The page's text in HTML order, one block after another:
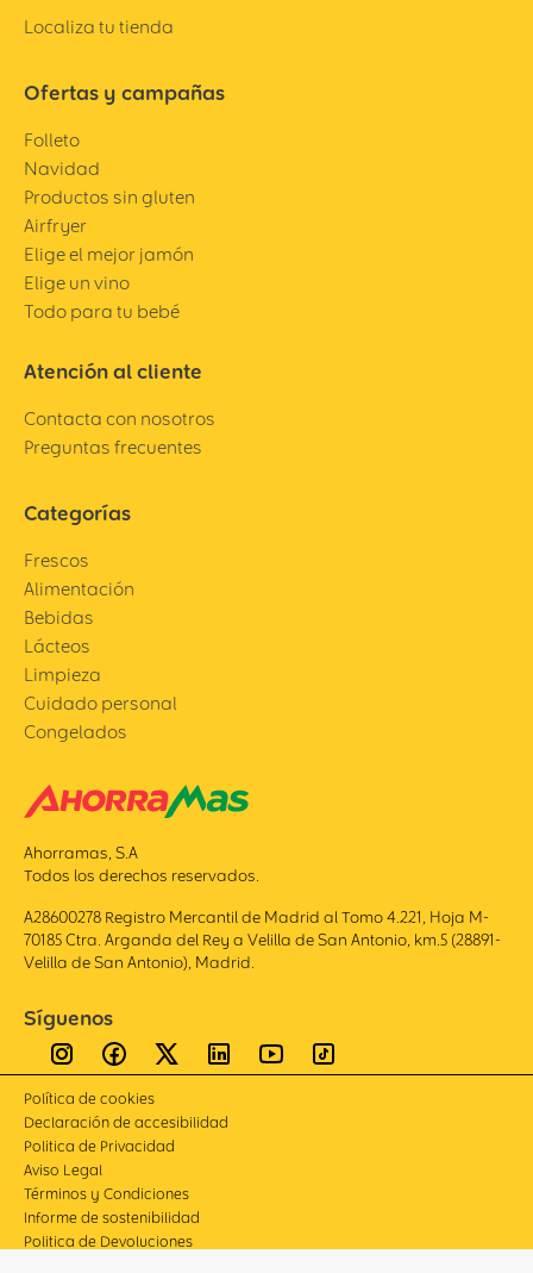
Localiza tu tienda
Ofertas y campañas
Folleto
Navidad
Productos sin gluten
Airfryer
Elige el mejor jamón
Elige un vino
Todo para tu bebé
Atención al cliente
Contacta con nosotros
Preguntas frecuentes
Categorías
Frescos
Alimentación
Bebidas
Lácteos
Limpieza
Cuidado personal
Congelados
Ahorramas, S.A
Todos los derechos reservados.
A28600278 Registro Mercantil de Madrid al Tomo 4.221, Hoja M-
70185 Ctra. Arganda del Rey a Velilla de San Antonio, km.5 (28891-
Velilla de San Antonio), Madrid.
Síguenos
Política de cookies
Declaración de accesibilidad
Politica de Privacidad
Aviso Legal
Términos y Condiciones
Informe de sostenibilidad
Politica de Devoluciones